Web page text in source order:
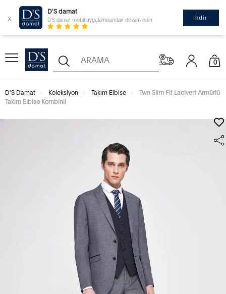
x
D'S damat
D'S damat mobil uygulamasından devam edin İndir
0
D'S Damat Koleksiyon Takım Elbise
Twn Slim Fit Lacivert Armürlü
Takim Elbise Kombinli